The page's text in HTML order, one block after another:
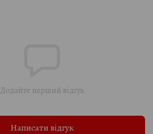
Додайте перший відгук
Написати відгук